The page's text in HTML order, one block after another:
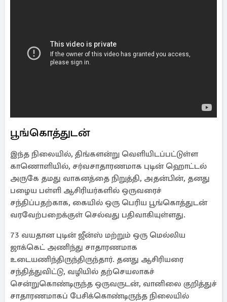
பூங்கொத்துடன்
இந்த நிலையில், திங்களன்று வெளியிடப்பட்டுள்ள
காணொளியில், சர்வசாதாரணமாக புடின் ஹொட்டல்
அருகே தமது வாகனத்தை நிறுத்தி, அதன்பின், தனது
பழைய பள்ளி ஆசிரியர்களில் ஒருவரைச்
சந்திப்பதற்காக, கையில் ஒரு பெரிய பூங்கொத்துடன்
வரவேற்பறைக்குள் செல்வது பதிவாகியுள்ளது.
73 வயதான புடின் ஜீன்ஸ் மற்றும் ஒரு மெல்லிய
ஜாக்கெட் அணிந்து சாதாரணமாக
உடையணிந்திருந்திருந்தார். தனது ஆசிரியரை
சந்தித்துவிட்டு, வழியில் தற்செயலாகச்
சென்றுகொண்டிருந்த ஒருவருடன், வானிலை குறித்துச்
சாதாரணமாகப் பேசிக்கொண்டிருந்த நிலையில்